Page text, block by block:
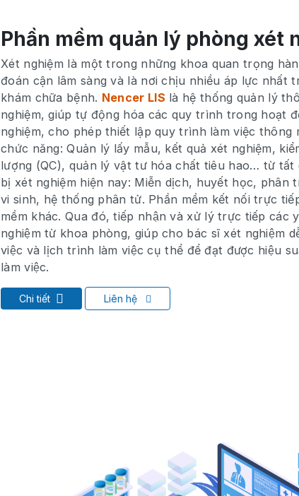
Phần mềm quản lý phòng xét
Xét nghiệm là một trong những khoa quan trọng
đoán cận lâm sàng và là nơi chịu nhiều áp lực nhất
khám chữa bệnh. Nencer LIS là hệ thống quản lý
nghiệm, giúp tự động hóa các quy trình trong hoạt
nghiệm, cho phép thiết lập quy trình làm việc thông
chức năng: Quản lý lấy mẫu, kết quả xét nghiệm,
lượng (QC), quản lý vật tư hóa chất tiêu hao… từ tất
bị xét nghiệm hiện nay: Miễn dịch, huyết học, phân
vi sinh, hệ thống phân tử. Phần mềm kết nối trực
mềm khác. Qua đó, tiếp nhận và xử lý trực tiếp các
nghiệm từ khoa phòng, giúp cho bác sĩ xét nghiệm
việc và lịch trình làm việc cụ thể để đạt được hiệu
làm việc.
Chi tiết Liên hệ